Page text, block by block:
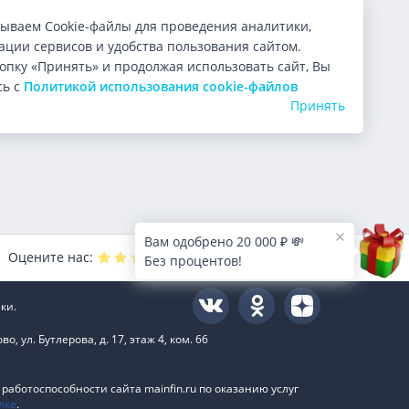
Оцените нас: 4.9из 5 (9999
ул. Бутлерова, д. 17, этаж 4, ком. 66
сайта mainfin.ru по оказанию услуг
.
Вам одобрено 20 000 ₽ 💸
Без процентов!
Cookie-файлы для проведения аналитики,
сервисов и удобства пользования сайтом.
«Принять» и продолжая использовать сайт, Вы
с Политикой использования cookie-файлов
Принять